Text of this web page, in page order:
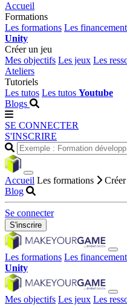
Accueil
Formations
Les formations Les
Unity
Créer un jeu
Mes objectifs Les jeux Les
Ateliers
Tutoriels
Les tutos Les tutos Youtube
Blogs
SE CONNECTER
S'INSCRIRE
Accueil Les formations
Blog
Se connecter
S'inscrire
Les formations Les
Unity
Mes objectifs Les jeux Les